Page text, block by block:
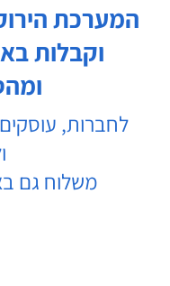
המערכת
וקבלות
לחברות,
משלוח גם